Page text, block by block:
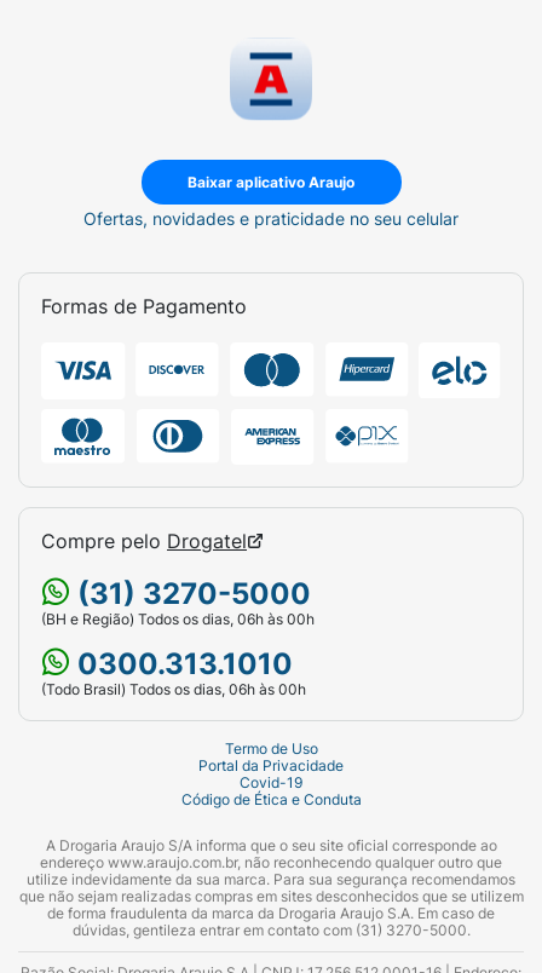
Baixar aplicativo Araujo
Ofertas, novidades e praticidade no seu celular
Formas de Pagamento
Compre pelo Drogatel
(31) 3270-5000
(BH e Região) Todos os dias, 06h às 00h
0300.313.1010
(Todo Brasil) Todos os dias, 06h às 00h
Termo de Uso
Portal da Privacidade
Covid-19
Código de Ética e Conduta
A Drogaria Araujo S/A informa que o seu site oficial corresponde ao
endereço www.araujo.com.br, não reconhecendo qualquer outro que
utilize indevidamente da sua marca. Para sua segurança recomendamos
que não sejam realizadas compras em sites desconhecidos que se utilizem
de forma fraudulenta da marca da Drogaria Araujo S.A. Em caso de
dúvidas, gentileza entrar em contato com (31) 3270-5000.